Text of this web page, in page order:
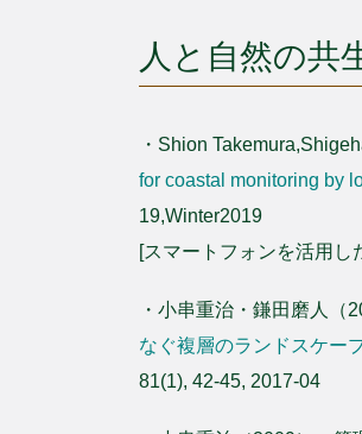
人と自然の共
・Shion
for coastal monitoring by
19,Winter2019
[スマートフォンを活用し
・小串重治・鎌田磨人（
なぐ複層のランドスケー
81(1), 42-45, 2017-04